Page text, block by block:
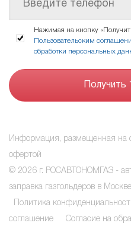
Нажимая на кнопку
Пользовательским
обработки персональных
Информация, размещенная на
офертой
© 2026 г. РОСАВТОНОМГАЗ -
заправка газгольдеров в
Политика
соглашение Согласие на